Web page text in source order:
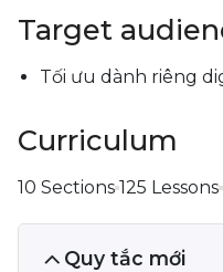
Target
Tối ưu dành riêng
Curriculum
10 Sections 125 Lessons
Quy tắc mới